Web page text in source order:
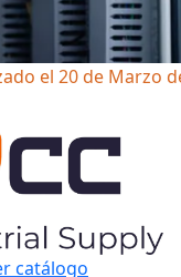
el 20 de Marzo
catálogo